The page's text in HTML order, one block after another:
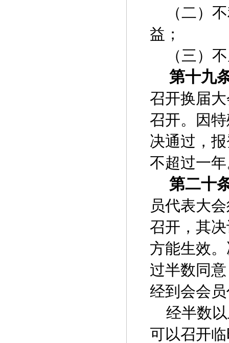
（二）
益；
（三）
第十九
召开换届
召开。因
决通过，
不超过一
第二十
员代表大
召开，其
方能生效
过半数同
经到会会
经半数
可以召开